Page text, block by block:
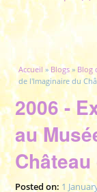
Vous êtes ici
Accueil»Blogs»Blog
de l'Imaginaire du
2006 -
au
Château
Posted on: 1